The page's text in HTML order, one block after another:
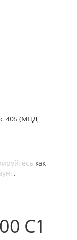
405 (МЦД
как
.
C1